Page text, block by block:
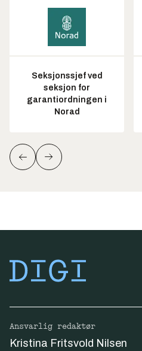
Seksjonssjef ved
seksjon for
garantiordningen i
Norad
Ansvarlig redaktør
Kristina Fritsvold Nilsen